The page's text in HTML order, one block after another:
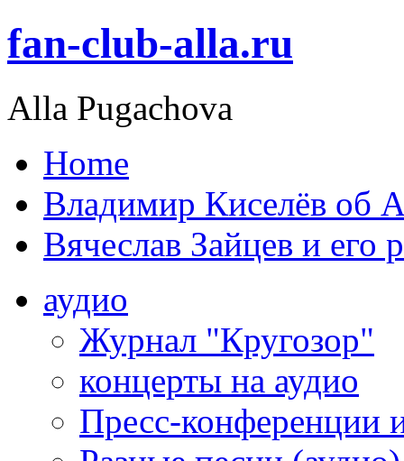
fan-club-alla.ru
Alla Pugachova
Home
Владимир Киселёв об
Вячеслав Зайцев и его
аудио
Журнал "Кругозор"
концерты на аудио
Пресс-конференции